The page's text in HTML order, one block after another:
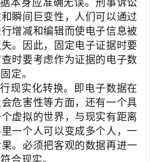
瞬间巨变性，人们可以通过
增减和编辑而使电子信息被
。因此，固定电子证据时要
时要考虑作为证据的电子数
定。
实化转换。即电子数据在
危害性等方面，还有一个具
虚拟的世界，与现实有距离
一个人可以变成多个人，一
。必须把客观的数据再进一
合现实。